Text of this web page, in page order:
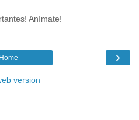
Anímate!
›
Home
version